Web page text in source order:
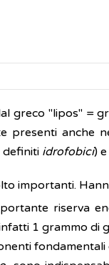
greco "lipos" =
presenti anche
definiti idrofobici)
importanti.
riserva
1 grammo di
fondamentali